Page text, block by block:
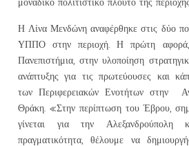
Η Λίνα Μενδώνη αναφέρθηκε στις δύο
ΥΠΠΟ στην περιοχή. Η πρώτη
Πανεπιστήμια, στην υλοποίηση
ανάπτυξης για τις πρωτεύουσες και
των Περιφερειακών Ενοτήτων στην
Θράκη. «Στην περίπτωση του Έβρου,
γίνεται για την
πραγματικότητα, θέλουμε να